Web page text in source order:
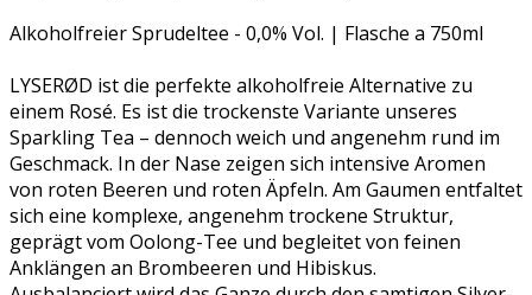
Alkoholfreier Sprudeltee - 0,0% Vol. | Flasche a 750ml
LYSERØD ist die perfekte alkoholfreie Alternative zu
einem Rosé. Es ist die trockenste Variante unseres
Sparkling Tea – dennoch weich und angenehm rund im
Geschmack. In der Nase zeigen sich intensive Aromen
von roten Beeren und roten Äpfeln. Am Gaumen entfaltet
sich eine komplexe, angenehm trockene Struktur,
geprägt vom Oolong-Tee und begleitet von feinen
Anklängen an Brombeeren und Hibiskus.